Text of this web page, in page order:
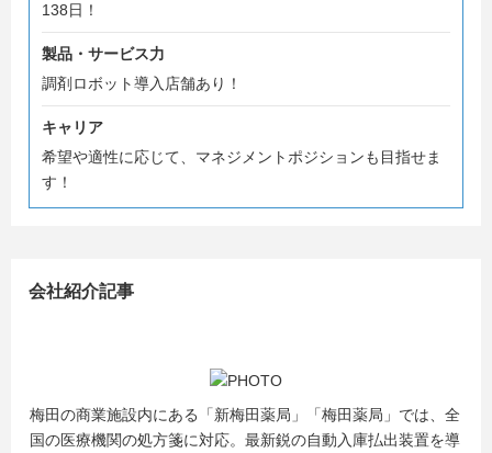
138日！
製品・サービス力
調剤ロボット導入店舗あり！
キャリア
希望や適性に応じて、マネジメントポジションも目指せま
す！
会社紹介記事
梅田の商業施設内にある「新梅田薬局」「梅田薬局」では、全
国の医療機関の処方箋に対応。最新鋭の自動入庫払出装置を導